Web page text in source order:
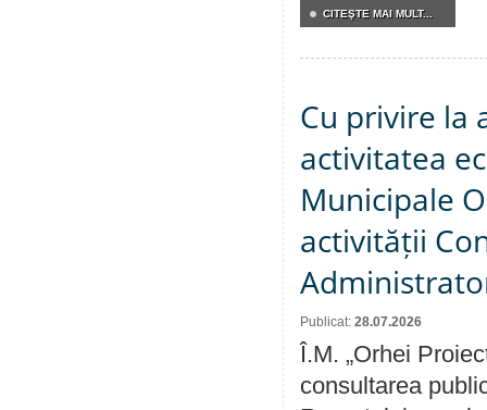
CITEŞTE MAI MULT...
Cu privire la
activitatea
Municipale
activității
Publicat: 28.07.2026
Î.M. „Orhei
consultarea